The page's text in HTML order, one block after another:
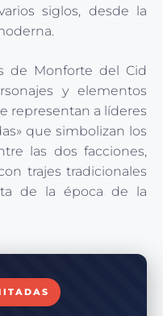
siglos, desde la
de Monforte del Cid
y elementos
representan a líderes
que simbolizan los
las dos facciones,
trajes tradicionales
de la época de la